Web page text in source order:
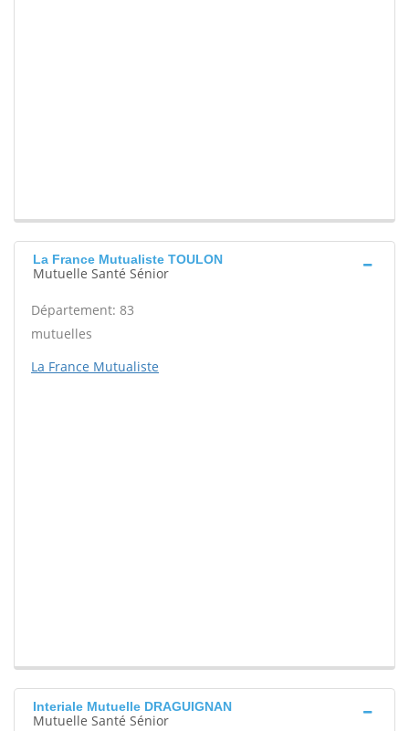
La France Mutualiste TOULON
Mutuelle Santé Sénior
Département: 83
mutuelles
La France Mutualiste
Interiale Mutuelle DRAGUIGNAN
Mutuelle Santé Sénior